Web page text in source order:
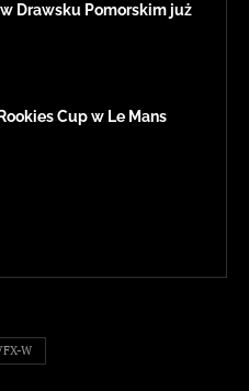
Drawsku Pomorskim już
Cup w Le Mans
W